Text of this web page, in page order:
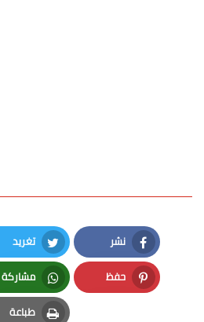
نشر
Facebook
تغريد
Twitter
حفظ
Pinterest
مشاركة
Whatsapp
طباعة